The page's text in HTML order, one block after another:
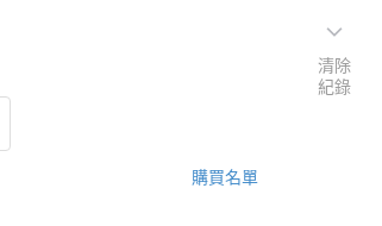
購買名單
清除
紀錄